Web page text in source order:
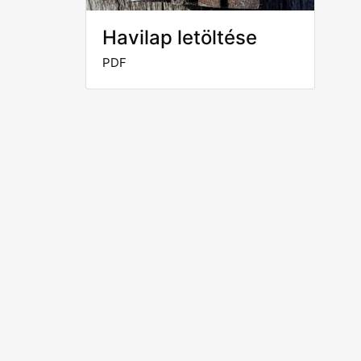
Havilap letöltése
PDF